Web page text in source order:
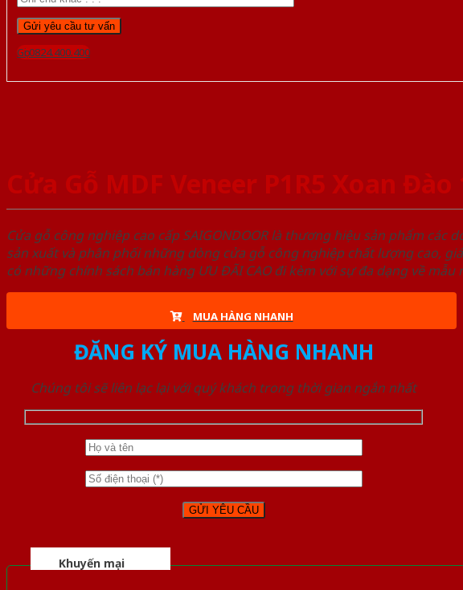
Gọi 0824.400.400
Cửa Gỗ MDF Veneer P1R5 Xoan Đào
Cửa gỗ công nghiệp cao cấp SAIGONDOOR là thương hiệu sản phẩm
sản xuất và phân phối những dòng cửa gỗ công nghiệp chất lượng cao,
có những chính sách bán hàng ƯU ĐÃI CAO đi kèm với sự đa dạng về
MUA HÀNG NHANH
ĐĂNG KÝ MUA HÀNG NHANH
Chúng tôi sẽ liên lạc lại với quý khách trong thời gian ngắn nhất
Khuyến mại